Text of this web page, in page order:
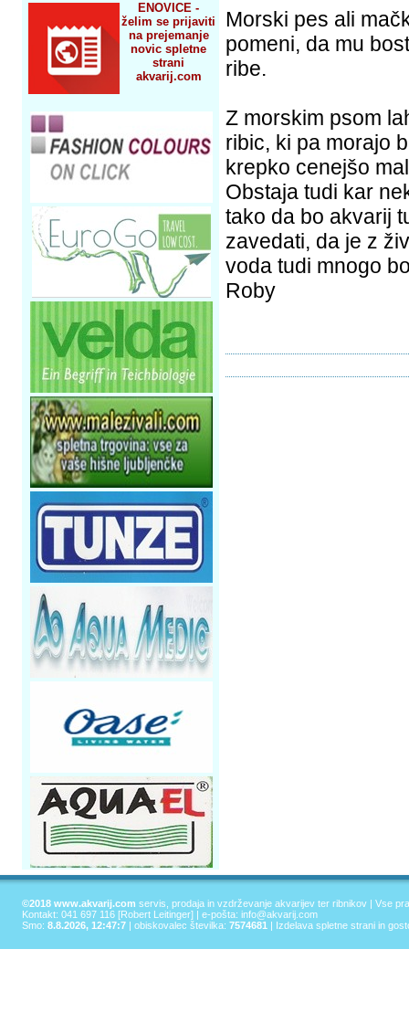
ENOVICE -
želim se prijaviti
na prejemanje
novic spletne
strani
akvarij.com
Morski pes ali
pomeni, da mu
ribe.
Z morskim psom
ribic, ki pa morajo
krepko cenejšo
Obstaja tudi kar
tako da bo akvarij
zavedati, da je z
voda tudi mnogo
Roby
©2018 www.akvarij.com servis, prodaja in vzdrževanje akvarijev ter ribnikov | Vse
Kontakt: 041 697 116 [Robert Leitinger] | e-pošta: info@akvarij.com
Smo: 8.8.2026, 12:47:7 | obiskovalec številka: 7574681 | Izdelava spletne strani in